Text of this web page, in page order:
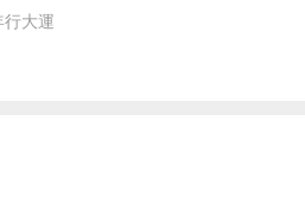
行大運